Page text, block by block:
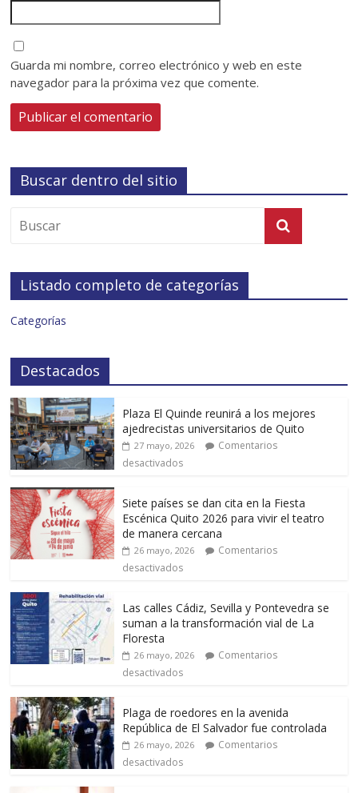
Guarda mi nombre, correo electrónico y web en este
navegador para la próxima vez que comente.
Buscar dentro del sitio
Listado completo de categorías
Categorías
Destacados
Plaza El Quinde reunirá a los mejores
ajedrecistas universitarios de Quito
27 mayo, 2026
Comentarios
desactivados
Siete países se dan cita en la Fiesta
Escénica Quito 2026 para vivir el teatro
de manera cercana
26 mayo, 2026
Comentarios
desactivados
Las calles Cádiz, Sevilla y Pontevedra se
suman a la transformación vial de La
Floresta
26 mayo, 2026
Comentarios
desactivados
Plaga de roedores en la avenida
República de El Salvador fue controlada
26 mayo, 2026
Comentarios
desactivados